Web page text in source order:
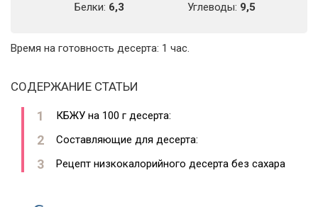
Белки: 6,3
Углеводы: 9,5
Время на готовность десерта: 1 час.
СОДЕРЖАНИЕ СТАТЬИ
КБЖУ на 100 г десерта:
Составляющие для десерта:
Рецепт низкокалорийного десерта без сахара